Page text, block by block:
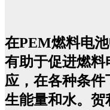
在PEM燃料电
有助于促进燃料
应，在各种条
生能量和水。 贺